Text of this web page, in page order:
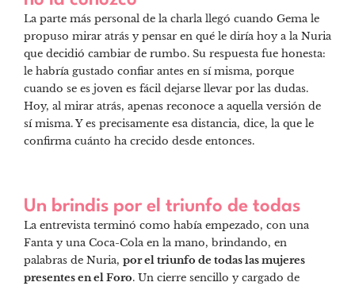
La parte más personal de la charla llegó cuando Gema le
propuso mirar atrás y pensar en qué le diría hoy a la Nuria
que decidió cambiar de rumbo. Su respuesta fue honesta:
le habría gustado confiar antes en sí misma, porque
cuando se es joven es fácil dejarse llevar por las dudas.
Hoy, al mirar atrás, apenas reconoce a aquella versión de
sí misma. Y es precisamente esa distancia, dice, la que le
confirma cuánto ha crecido desde entonces.
Un brindis por el triunfo de todas
La entrevista terminó como había empezado, con una
Fanta y una Coca-Cola en la mano, brindando, en
palabras de Nuria, por el triunfo de todas las mujeres
presentes en el Foro. Un cierre sencillo y cargado de